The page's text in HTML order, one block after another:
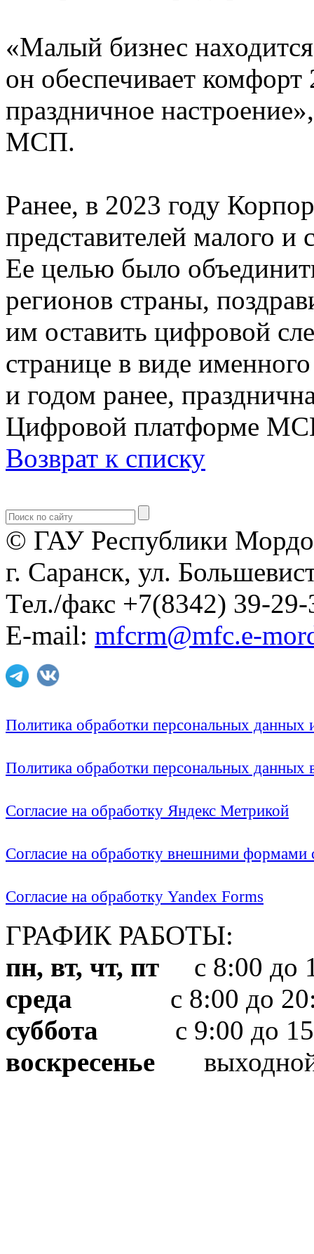
«Малый бизнес
он обеспечивает комфорт
праздничное
МСП.
Ранее, в 2023 году
представителей малого и
Ее целью было
регионов страны,
им оставить цифровой
странице в виде
и годом ранее,
Цифровой платформе
Возврат к списку
© ГАУ Республики
г. Саранск, ул.
Тел./факс +7(8342) 39-29-
E-mail: mfcrm@mfc.e-
Политика обработки персональных
Политика обработки персональных
Согласие на обработку Яндекс Метрикой
Согласие на обработку внешними формами
Согласие на обработку Yandex Forms
ГРАФИК РАБОТЫ:
пн, вт, чт, пт с 8:00 до
среда с 8:00 до
суббота с 9:00 до
воскресенье